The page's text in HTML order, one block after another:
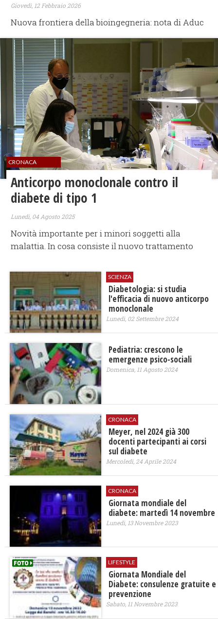
Giovedì, 12 Febbraio 2026
Nuova frontiera della bioingegneria: nota di Aduc
CRONACA
Anticorpo monoclonale contro il
diabete di tipo 1
Lunedì, 04 Agosto 2025
Novità importante per i minori soggetti alla
malattia. In cosa consiste il nuovo trattamento
SCIENZA
Diabetologia: si studia
l'efficacia di nuovo anticorpo
monoclonale
Lunedì, 02 Settembre 2024
Pediatria: crescono le
emergenze psico-sociali
Domenica, 11 Agosto 2024
CRONACA
Meyer, nel 2024 già 300
docenti partecipanti ai corsi
sul diabete
Mercoledì, 24 Aprile 2024
CRONACA
Giornata mondiale del
diabete: martedì 14 novembre
Lunedì, 13 Novembre 2023
LIFESTYLE
Giornata Mondiale del
Diabete: consulenze gratuite e
prevenzione
Sabato, 11 Novembre 2023